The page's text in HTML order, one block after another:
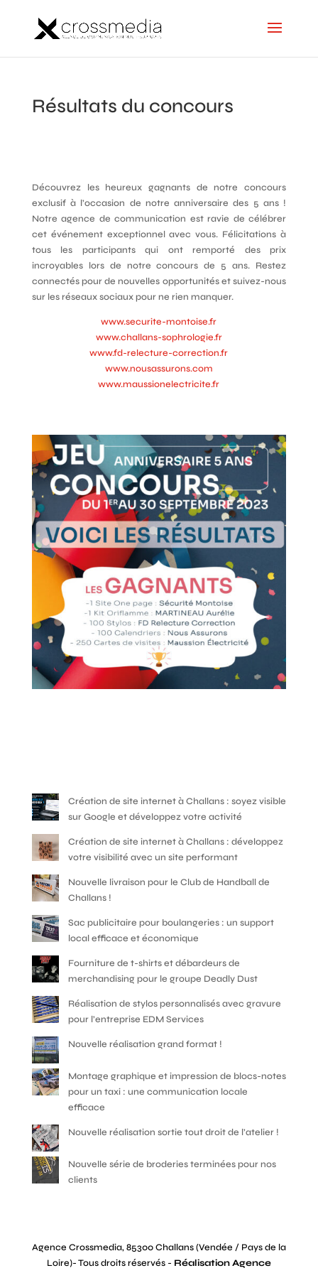
Résultats du concours
Découvrez les heureux gagnants de notre concours
exclusif à l’occasion de notre anniversaire des 5 ans !
Notre agence de communication est ravie de célébrer
cet événement exceptionnel avec vous. Félicitations à
tous les participants qui ont remporté des prix
incroyables lors de notre concours de 5 ans. Restez
connectés pour de nouvelles opportunités et suivez-nous
sur les réseaux sociaux pour ne rien manquer.
www.securite-montoise.fr
www.challans-sophrologie.fr
www.fd-relecture-correction.fr
www.nousassurons.com
www.maussionelectricite.fr
Création de site internet à Challans : soyez visible
sur Google et développez votre activité
Création de site internet à Challans : développez
votre visibilité avec un site performant
Nouvelle livraison pour le Club de Handball de
Challans !
Sac publicitaire pour boulangeries : un support
local efficace et économique
Fourniture de t-shirts et débardeurs de
merchandising pour le groupe Deadly Dust
Réalisation de stylos personnalisés avec gravure
pour l’entreprise EDM Services
Nouvelle réalisation grand format !
Montage graphique et impression de blocs-notes
pour un taxi : une communication locale
efficace
Nouvelle réalisation sortie tout droit de l’atelier !
Nouvelle série de broderies terminées pour nos
clients
Agence Crossmedia, 85300 Challans (Vendée / Pays de la
Loire)- Tous droits réservés - Réalisation Agence